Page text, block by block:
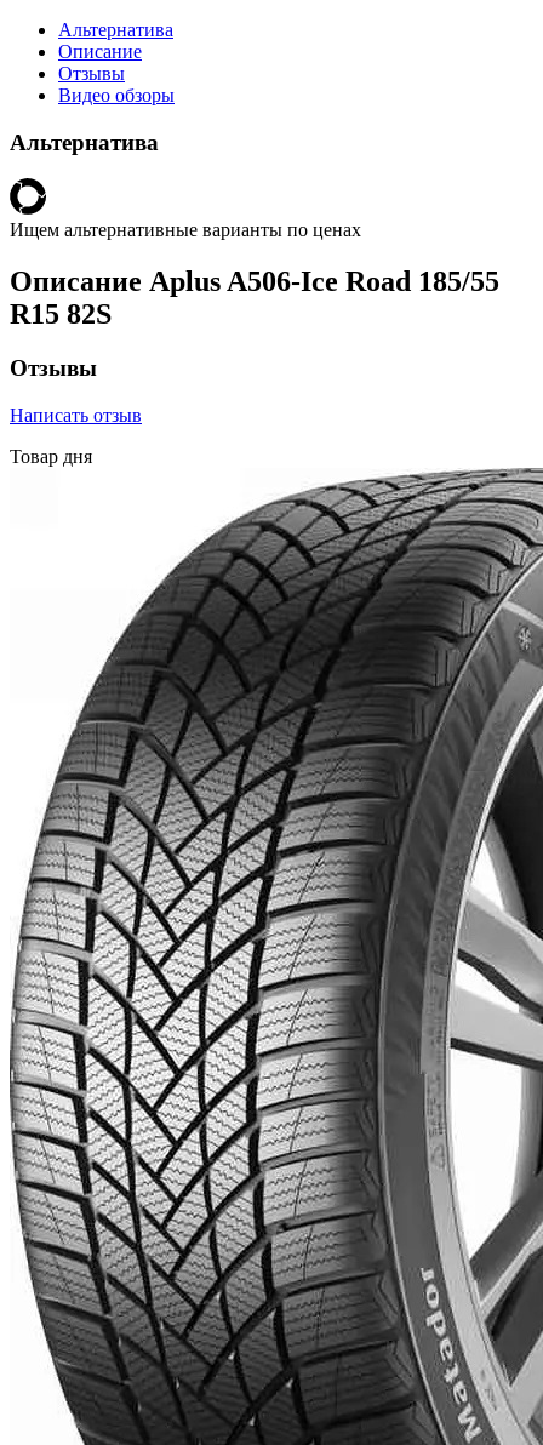
Альтернатива
Описание
Отзывы
Видео обзоры
Альтернатива
Ищем альтернативные варианты по ценах
Описание Aplus A506-Ice Road 185/55
R15 82S
Отзывы
Написать отзыв
Товар дня